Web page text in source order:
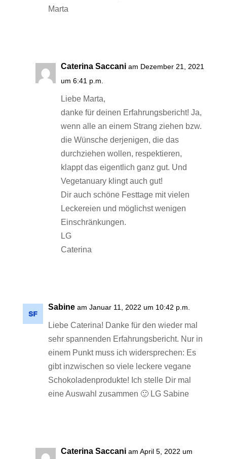
Marta
Caterina Saccani am Dezember 21, 2021
um 6:41 p.m.
Liebe Marta,
danke für deinen Erfahrungsbericht! Ja,
wenn alle an einem Strang ziehen bzw.
die Wünsche derjenigen, die das
durchziehen wollen, respektieren,
klappt das eigentlich ganz gut. Und
Vegetanuary klingt auch gut!
Dir auch schöne Festtage mit vielen
Leckereien und möglichst wenigen
Einschränkungen.
LG
Caterina
Sabine am Januar 11, 2022 um 10:42 p.m.
Liebe Caterina! Danke für den wieder mal
sehr spannenden Erfahrungsbericht. Nur in
einem Punkt muss ich widersprechen: Es
gibt inzwischen so viele leckere vegane
Schokoladenprodukte! Ich stelle Dir mal
eine Auswahl zusammen 🙂 LG Sabine
Caterina Saccani am April 5, 2022 um